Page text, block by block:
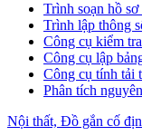
Trình soạn hồ
Trình lập thông
Công cụ kiểm
Công cụ lập
Công cụ tính tải
Phân tích
Nội thất, Đồ gắn cố